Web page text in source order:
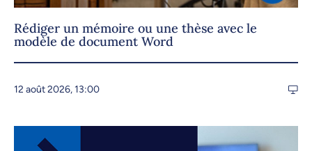
Rédiger un mémoire ou une thèse avec le
modèle de document Word
12 août 2026, 13:00